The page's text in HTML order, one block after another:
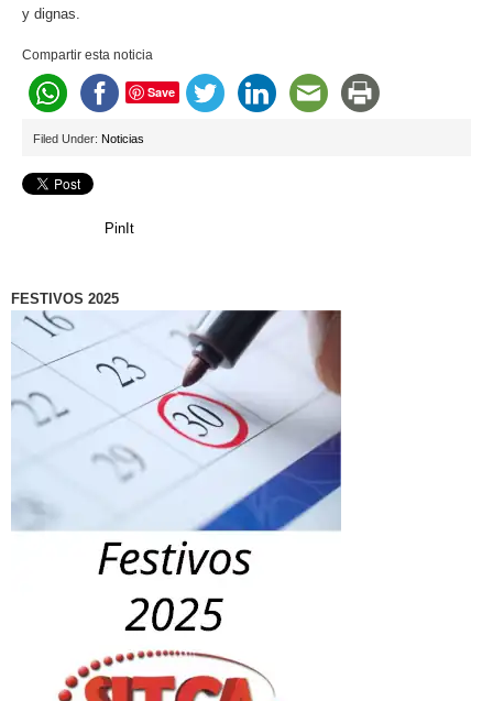
y dignas.
Compartir esta noticia
Save
Filed Under: Noticias
PinIt
FESTIVOS 2025